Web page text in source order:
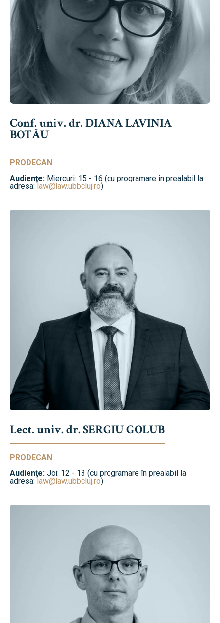
Conf. univ. dr. DIANA LAVINIA
BOTĂU
PRODECAN
Audienţe: Miercuri: 15 - 16 (cu programare în prealabil la
adresa: law@law.ubbcluj.ro)
Lect. univ. dr. SERGIU GOLUB
PRODECAN
Audienţe: Joi: 12 - 13 (cu programare în prealabil la
adresa:law@law.ubbcluj.ro)